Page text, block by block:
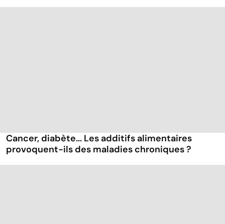
Cancer, diabète... Les additifs alimentaires
provoquent-ils des maladies chroniques ?